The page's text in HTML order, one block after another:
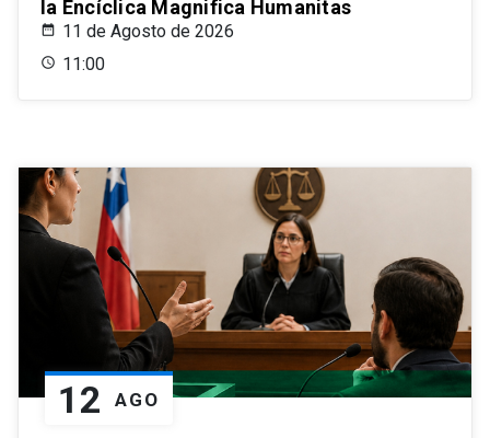
la Encíclica Magnifica Humanitas
11 de Agosto de 2026
11:00
12 AGO